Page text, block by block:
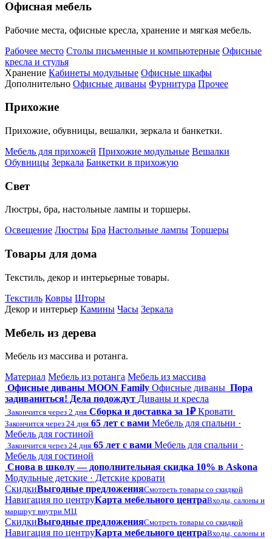
Офисная мебель
Рабочие места, офисные кресла, хранение и мягкая мебель.
Рабочее место Столы письменные и компьютерные Офисные
кресла и стулья
Хранение Кабинеты модульные Офисные шкафы
Дополнительно Офисные диваны Фурнитура Прочее
Прихожие
Прихожие, обувницы, вешалки, зеркала и банкетки.
Мебель для прихожей Прихожие модульные Вешалки
Обувницы Зеркала Банкетки в прихожую
Свет
Люстры, бра, настольные лампы и торшеры.
Освещение Люстры Бра Настольные лампы Торшеры
Товары для дома
Текстиль, декор и интерьерные товары.
Текстиль Ковры Шторы
Декор и интерьер Камины Часы Зеркала
Мебель из дерева
Мебель из массива и ротанга.
Материал Мебель из ротанга Мебель из массива
Офисные диваны MOON Family Офисные диваны Пора
задиваниться! Дела подождут Диваны и кресла
Закончится через 2 дня Сборка и доставка за 1₽ Кровати
Закончится через 24 дня 65 лет с вами Мебель для спальни ·
Мебель для гостиной
Закончится через 24 дня 65 лет с вами Мебель для спальни ·
Мебель для гостиной
Снова в школу — дополнительная скидка 10% в Askona
Модульные детские · Детские кровати
СкидкиВыгодные предложенияСмотреть товары со скидкой
Навигация по центруКарта мебельного центраВходы, салоны и
маршрут внутри МЦ
СкидкиВыгодные предложенияСмотреть товары со скидкой
Навигация по центруКарта мебельного центраВходы, салоны и